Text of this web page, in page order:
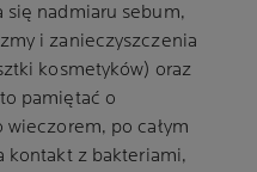
nadmiaru sebum,
i zanieczyszczenia
kosmetyków) oraz
pamiętać o
po całym
kontakt z bakteriami,